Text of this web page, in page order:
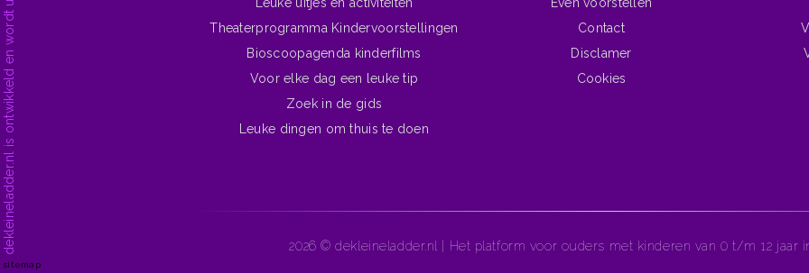
Leuke uitjes en activiteiten
Theaterprogramma Kindervoorstellingen
Bioscoopagenda kinderfilms
Voor elke dag een leuke tip
Zoek in de gids
Leuke dingen om thuis te doen
Even voorstellen
Contact
Disclamer
Cookies
2026 © dekleineladder.nl | Het platform voor ouders met kinderen van 0 t/m 12 jaar
sitemap